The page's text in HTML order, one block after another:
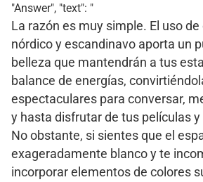
"Answer", "text": "
La razón es muy simple. El uso
nórdico y escandinavo aporta un
belleza que mantendrán a tus
balance de energías,
espectaculares para conversar,
y hasta disfrutar de tus películas
No obstante, si sientes que el
exageradamente blanco y te
incorporar elementos de colores